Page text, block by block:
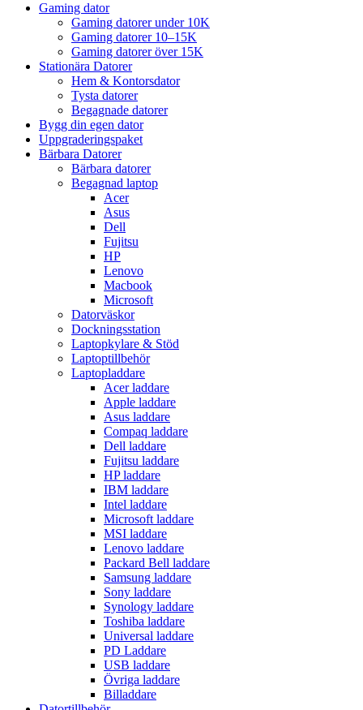
Gaming dator
Gaming datorer under 10K
Gaming datorer 10–15K
Gaming datorer över 15K
Stationära Datorer
Hem & Kontorsdator
Tysta datorer
Begagnade datorer
Bygg din egen dator
Uppgraderingspaket
Bärbara Datorer
Bärbara datorer
Begagnad laptop
Acer
Asus
Dell
Fujitsu
HP
Lenovo
Macbook
Microsoft
Datorväskor
Dockningsstation
Laptopkylare & Stöd
Laptoptillbehör
Laptopladdare
Acer laddare
Apple laddare
Asus laddare
Compaq laddare
Dell laddare
Fujitsu laddare
HP laddare
IBM laddare
Intel laddare
Microsoft laddare
MSI laddare
Lenovo laddare
Packard Bell laddare
Samsung laddare
Sony laddare
Synology laddare
Toshiba laddare
Universal laddare
PD Laddare
USB laddare
Övriga laddare
Billaddare